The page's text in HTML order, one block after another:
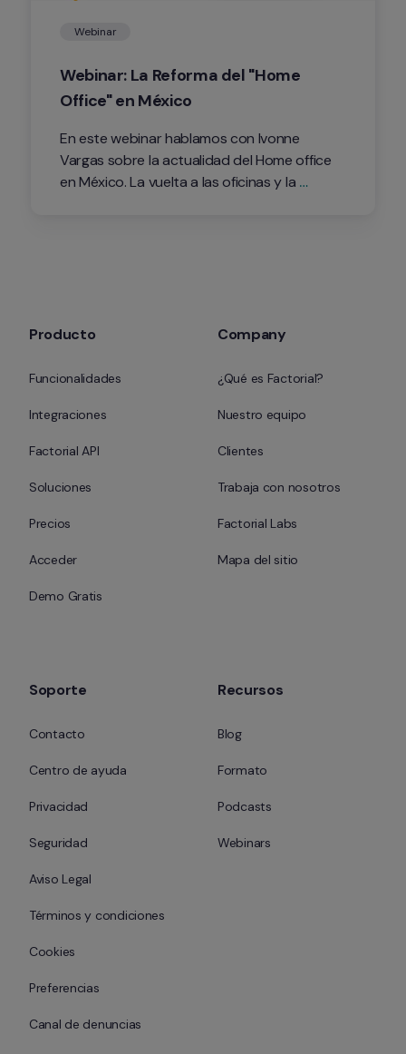
Webinar
Webinar: La Reforma del "Home
Office" en México
En este webinar hablamos con Ivonne
Vargas sobre la actualidad del Home office
en México. La vuelta a las oficinas y la
Producto
Funcionalidades
Integraciones
Factorial API
Soluciones
Precios
Acceder
Demo Gratis
Company
¿Qué es Factorial?
Nuestro equipo
Clientes
Trabaja con nosotros
Factorial Labs
Mapa del sitio
Soporte
Contacto
Centro de ayuda
Privacidad
Seguridad
Aviso Legal
Términos y condiciones
Cookies
Preferencias
Canal de denuncias
Recursos
Blog
Formato
Podcasts
Webinars